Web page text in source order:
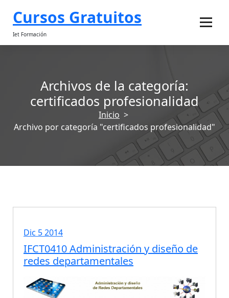
Cursos Gratuitos
Iet Formación
Archivos de la categoría:
certificados profesionalidad
Inicio >
Archivo por categoría "certificados profesionalidad"
certificados profesionalidad
cursos desempleados
cursos gratuitos
cursos para autónomos
cursos para trabajadores
Dic 5 2014
IFCT0410 Administración y diseño de
redes departamentales